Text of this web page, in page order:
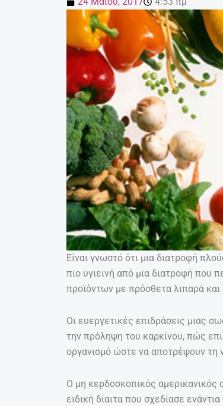
Είναι γνωστό ότι μια διατροφή
πιο υγιεινή από μια διατροφή που
προϊόντων με πρόσθετα λιπαρά και
Οι ευεργετικές επιδράσεις μιας
την πρόληψη του καρκίνου, πώς
οργανισμό ώστε να αποτρέψουν τη
Ο μη κερδοσκοπικός
ειδική δίαιτα που σχεδίασε